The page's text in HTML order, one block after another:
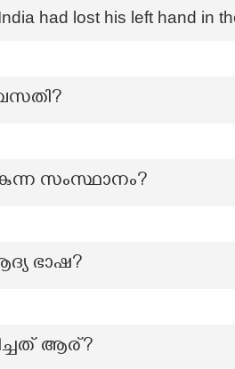
had lost his left hand in
സംസ്ഥാനം?
ഭാഷ?
ആര്?